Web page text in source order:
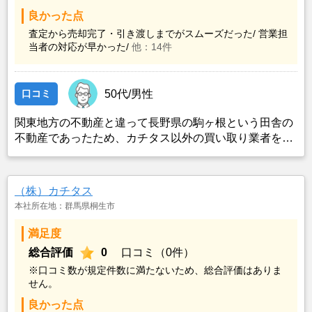
良かった点
査定から売却完了・引き渡しまでがスムーズだった/ 営業担
当者の対応が早かった/ 他：14件
口コミ 50代/男性
関東地方の不動産と違って長野県の駒ヶ根という田舎の
不動産であったため、カチタス以外の買い取り業者をみ
も空き家の状態で不動産を残しておけないと考えて売却
を決めた。
（株）カチタス
本社所在地：群馬県桐生市
満足度
総合評価
0 口コミ（0件）
※口コミ数が規定件数に満たないため、総合評価はありま
せん。
良かった点